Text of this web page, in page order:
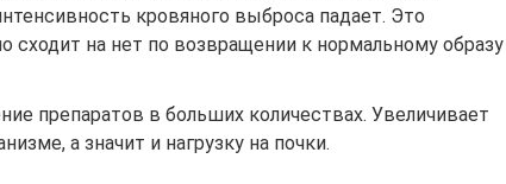
кровяного выброса падает. Это
сходит на нет по возвращении к нормальному образу
препаратов в больших количествах. Увеличивает
а значит и нагрузку на почки.